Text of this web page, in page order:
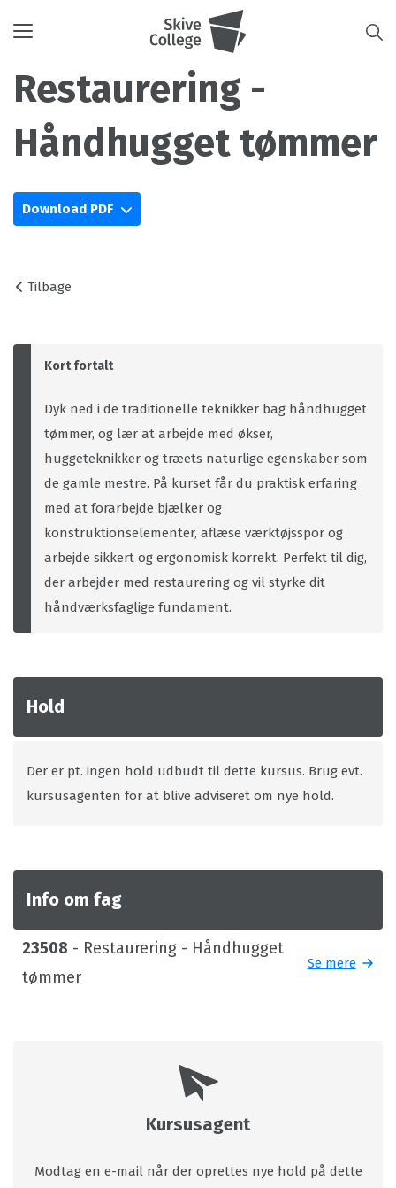
Toggle
Restaurering -
Håndhugget tømmer
Download PDF
Tilbage
Kort fortalt
Dyk ned i de traditionelle teknikker bag håndhugget
tømmer, og lær at arbejde med økser,
huggeteknikker og træets naturlige egenskaber som
de gamle mestre. På kurset får du praktisk erfaring
med at forarbejde bjælker og
konstruktionselementer, aflæse værktøjsspor og
arbejde sikkert og ergonomisk korrekt. Perfekt til dig,
der arbejder med restaurering og vil styrke dit
håndværksfaglige fundament.
Hold
Der er pt. ingen hold udbudt til dette kursus. Brug evt.
kursusagenten for at blive adviseret om nye hold.
Info om fag
23508 - Restaurering - Håndhugget
tømmer
Se mere
Kursusagent
Modtag en e-mail når der oprettes nye hold på dette